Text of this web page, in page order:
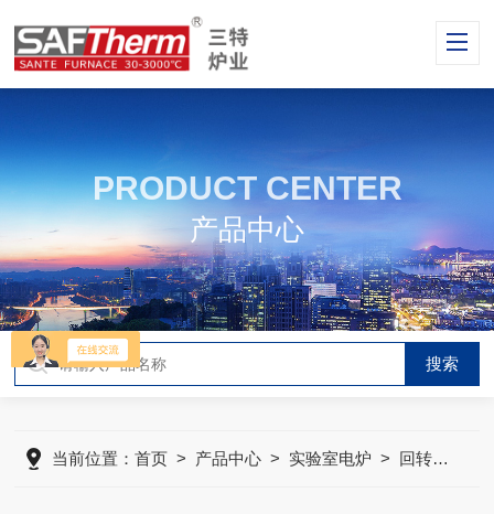
PRODUCT CENTER
产品中心
当前位置：首页 > 产品中心 > 实验室电炉 > 回转管式炉